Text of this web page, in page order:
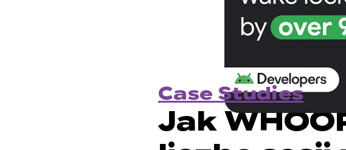
Case Studies
Jak